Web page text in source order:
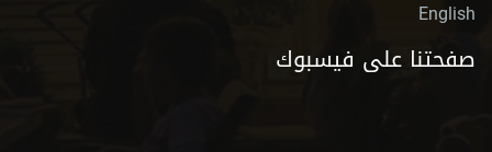
English
صفحتنا على فيسبوك